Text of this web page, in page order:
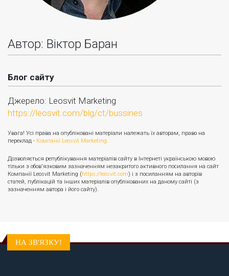
Автор: Віктор Баран
Блог сайту
Джерело: Leosvit Marketing
https://leosvit.com/blg/ct/bussines
Увага! Усі права на опубліковані матеріали належать їх авторам, право на
переклад - Компанії Leosvit Marketing.
Дозволяється републікування матеріалів сайту в Інтернеті українською мовою
тільки з обов'язковим зазначенням незакритого активного посилання на сайт
Компанії Leosvit Marketing (https://leosvit.com) і з посиланням на авторів
статей, публікацій та інших матеріалів опублікованих на даному сайті (з
зазначенням автора і його сайту).
НА ЗВ'ЯЗКУ!